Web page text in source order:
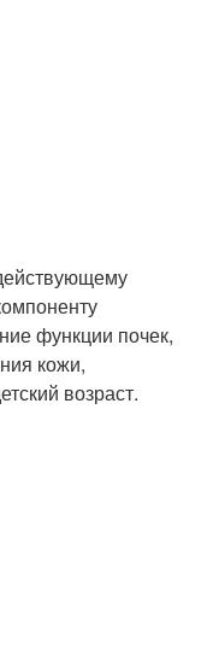
функции почек,
кожи,
возраст.